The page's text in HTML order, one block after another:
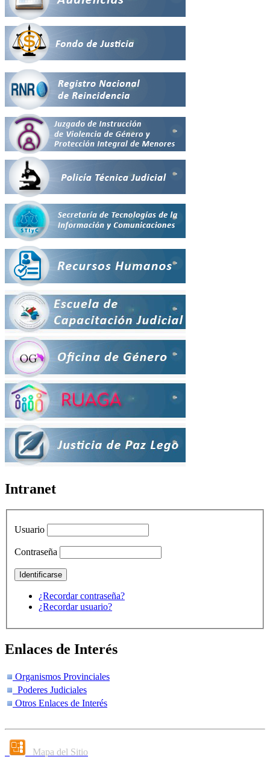
Intranet
Usuario
Contraseña
¿Recordar contraseña?
¿Recordar usuario?
Enlaces de Interés
Organismos Provinciales
Poderes Judiciales
Otros Enlaces de Interés
Mapa del Sitio